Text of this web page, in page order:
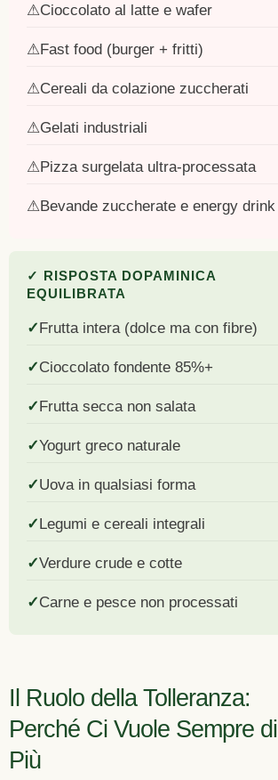
Cioccolato al latte e wafer
Fast food (burger + fritti)
Cereali da colazione zuccherati
Gelati industriali
Pizza surgelata ultra-processata
Bevande zuccherate e energy drink
✓ RISPOSTA DOPAMINICA
EQUILIBRATA
Frutta intera (dolce ma con fibre)
Cioccolato fondente 85%+
Frutta secca non salata
Yogurt greco naturale
Uova in qualsiasi forma
Legumi e cereali integrali
Verdure crude e cotte
Carne e pesce non processati
Il Ruolo della Tolleranza:
Perché Ci Vuole Sempre di
Più